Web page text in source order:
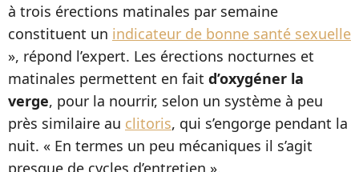
à trois érections matinales par semaine
constituent un indicateur de bonne santé sexuelle
», répond l’expert. Les érections nocturnes et
matinales permettent en fait d’oxygéner la
verge, pour la nourrir, selon un système à peu
près similaire au clitoris, qui s’engorge pendant la
nuit. « En termes un peu mécaniques il s’agit
presque de cycles d’entretien ».